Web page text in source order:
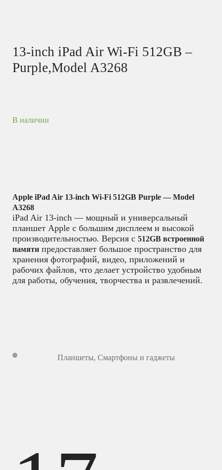
13-inch iPad Air Wi-Fi 512GB –
Purple,Model A3268
В наличии
Apple iPad Air 13-inch Wi-Fi 512GB Purple — Model
A3268
iPad Air 13-inch — мощный и универсальный
планшет Apple с большим дисплеем и высокой
производительностью. Версия с 512GB встроенной
памяти предоставляет большое пространство для
хранения фотографий, видео, приложений и
рабочих файлов, что делает устройство удобным
для работы, обучения, творчества и развлечений.
Планшеты, Смартфоны и гаджеты